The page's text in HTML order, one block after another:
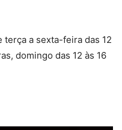
terça a sexta-feira das 12
domingo das 12 às 16